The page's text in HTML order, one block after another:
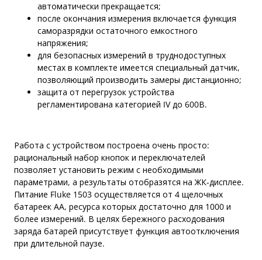
автоматически прекращается;
после окончания измерения включается функция
саморазрядки остаточного емкостного
напряжения;
для безопасных измерений в труднодоступных
местах в комплекте имеется специальный датчик,
позволяющий производить замеры дистанционно;
защита от перегрузок устройства
регламентирована категорией IV до 600В.
Работа с устройством построена очень просто:
рациональный набор кнопок и переключателей
позволяет установить режим с необходимыми
параметрами, а результаты отобразятся на ЖК-дисплее.
Питание Fluke 1503 осуществляется от 4 щелочных
батареек АА, ресурса которых достаточно для 1000 и
более измерений. В целях бережного расходования
заряда батарей присутствует функция автоотключения
при длительной паузе.